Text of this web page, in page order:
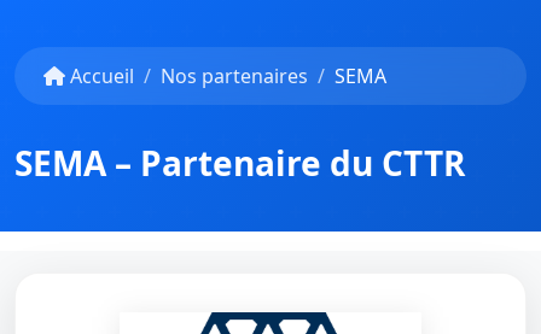
Accueil Nos partenaires SEMA
SEMA – Partenaire du CTTR